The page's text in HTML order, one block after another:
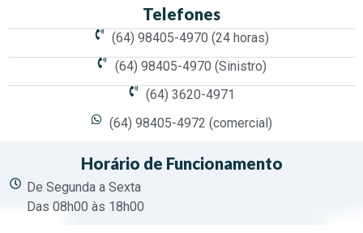
Telefones
(64) 98405-4970 (24 horas)
(64) 98405-4970 (Sinistro)
(64) 3620-4971
(64) 98405-4972 (comercial)
Horário de Funcionamento
De Segunda a Sexta
Das 08h00 às 18h00